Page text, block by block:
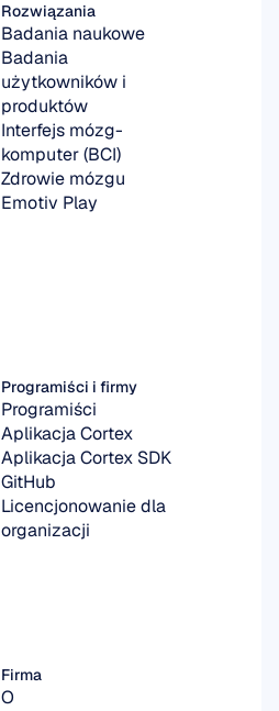
Rozwiązania
Badania naukowe
Badania
użytkowników i
produktów
Interfejs mózg-
komputer (BCI)
Zdrowie mózgu
Emotiv Play
Programiści i firmy
Programiści
Aplikacja Cortex
Aplikacja Cortex SDK
GitHub
Licencjonowanie dla
organizacji
Firma
O